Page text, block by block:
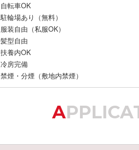
自転車OK
駐輪場あり（無料）
服装自由（私服OK）
髪型自由
扶養内OK
冷房完備
禁煙・分煙（敷地内禁煙）